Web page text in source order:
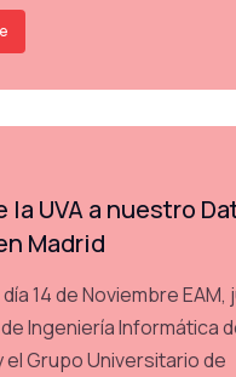
la UVA a nuestro
Madrid
14 de Noviembre EAM,
Ingeniería Informática
el Grupo Universitario de